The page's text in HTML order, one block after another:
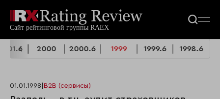
2000 2000.6 1999 1999.6 1998.6
01.01.1998 B2B (сервисы)